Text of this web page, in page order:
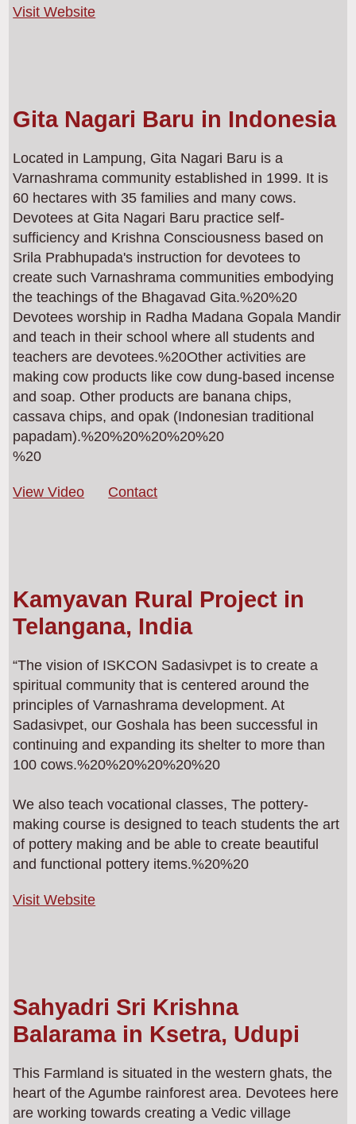
Visit Website
Gita Nagari Baru in Indonesia
Located in Lampung, Gita Nagari Baru is a
Varnashrama community established in 1999. It is
60 hectares with 35 families and many cows.
Devotees at Gita Nagari Baru practice self-
sufficiency and Krishna Consciousness based on
Srila Prabhupada's instruction for devotees to
create such Varnashrama communities embodying
the teachings of the Bhagavad Gita.%20%20
Devotees worship in Radha Madana Gopala Mandir
and teach in their school where all students and
teachers are devotees.%20Other activities are
making cow products like cow dung-based incense
and soap. Other products are banana chips,
cassava chips, and opak (Indonesian traditional
papadam).%20%20%20%20%20
%20
View Video Contact
Kamyavan Rural Project in
Telangana, India
“The vision of ISKCON Sadasivpet is to create a
spiritual community that is centered around the
principles of Varnashrama development. At
Sadasivpet, our Goshala has been successful in
continuing and expanding its shelter to more than
100 cows.%20%20%20%20%20
We also teach vocational classes, The pottery-
making course is designed to teach students the art
of pottery making and be able to create beautiful
and functional pottery items.%20%20
Visit Website
Sahyadri Sri Krishna
Balarama in Ksetra, Udupi
This Farmland is situated in the western ghats, the
heart of the Agumbe rainforest area. Devotees here
are working towards creating a Vedic village